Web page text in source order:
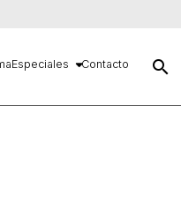
Especiales Contacto search